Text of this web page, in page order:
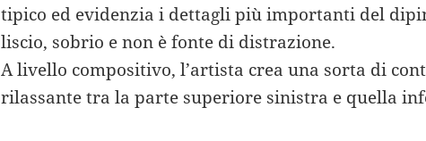
tipico ed evidenzia i dettagli più importanti del
liscio, sobrio e non è fonte di distrazione.
A livello compositivo, l’artista crea una sorta di
rilassante tra la parte superiore sinistra e quella